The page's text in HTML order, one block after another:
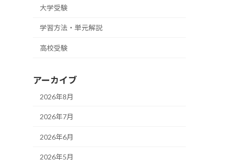
大学受験
学習方法・単元解説
高校受験
アーカイブ
2026年8月
2026年7月
2026年6月
2026年5月